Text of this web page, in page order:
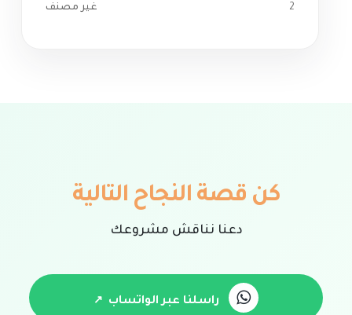
غير مصنف 2
كن قصة النجاح التالية
دعنا نناقش مشروعك
راسلنا عبر الواتساب